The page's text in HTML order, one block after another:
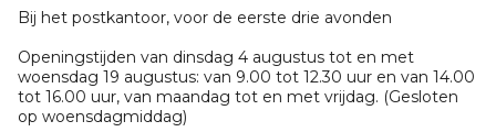
Bij het postkantoor, voor de eerste drie avonden
Openingstijden van dinsdag 4 augustus tot en met
woensdag 19 augustus: van 9.00 tot 12.30 uur en van 14.00
tot 16.00 uur, van maandag tot en met vrijdag. (Gesloten
op woensdagmiddag)